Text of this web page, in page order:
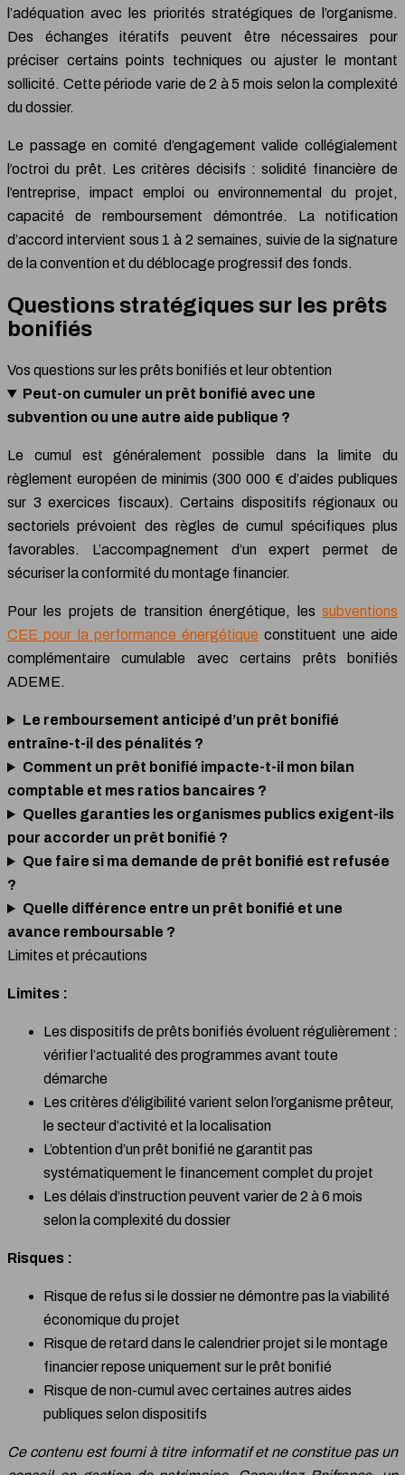
l’adéquation avec les priorités stratégiques de l’organisme.
Des échanges itératifs peuvent être nécessaires pour
préciser certains points techniques ou ajuster le montant
sollicité. Cette période varie de 2 à 5 mois selon la complexité
du dossier.
Le passage en comité d’engagement valide collégialement
l’octroi du prêt. Les critères décisifs : solidité financière de
l’entreprise, impact emploi ou environnemental du projet,
capacité de remboursement démontrée. La notification
d’accord intervient sous 1 à 2 semaines, suivie de la signature
de la convention et du déblocage progressif des fonds.
Questions stratégiques sur les prêts
bonifiés
Vos questions sur les prêts bonifiés et leur obtention
Peut-on cumuler un prêt bonifié avec une
subvention ou une autre aide publique ?
Le cumul est généralement possible dans la limite du
règlement européen de minimis (300 000 € d’aides publiques
sur 3 exercices fiscaux). Certains dispositifs régionaux ou
sectoriels prévoient des règles de cumul spécifiques plus
favorables. L’accompagnement d’un expert permet de
sécuriser la conformité du montage financier.
Pour les projets de transition énergétique, les subventions
CEE pour la performance énergétique constituent une aide
complémentaire cumulable avec certains prêts bonifiés
ADEME.
Le remboursement anticipé d’un prêt bonifié
entraîne-t-il des pénalités ?
Comment un prêt bonifié impacte-t-il mon bilan
comptable et mes ratios bancaires ?
Quelles garanties les organismes publics exigent-ils
pour accorder un prêt bonifié ?
Que faire si ma demande de prêt bonifié est refusée
?
Quelle différence entre un prêt bonifié et une
avance remboursable ?
Limites et précautions
Limites :
Les dispositifs de prêts bonifiés évoluent régulièrement :
vérifier l’actualité des programmes avant toute
démarche
Les critères d’éligibilité varient selon l’organisme prêteur,
le secteur d’activité et la localisation
L’obtention d’un prêt bonifié ne garantit pas
systématiquement le financement complet du projet
Les délais d’instruction peuvent varier de 2 à 6 mois
selon la complexité du dossier
Risques :
Risque de refus si le dossier ne démontre pas la viabilité
économique du projet
Risque de retard dans le calendrier projet si le montage
financier repose uniquement sur le prêt bonifié
Risque de non-cumul avec certaines autres aides
publiques selon dispositifs
Ce contenu est fourni à titre informatif et ne constitue pas un